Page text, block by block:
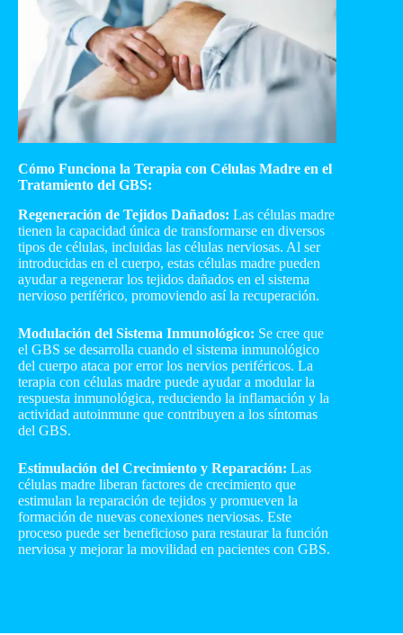
Cómo Funciona la Terapia con Células Madre en el
Tratamiento del GBS:
Regeneración de Tejidos Dañados: Las células madre
tienen la capacidad única de transformarse en diversos
tipos de células, incluidas las células nerviosas. Al ser
introducidas en el cuerpo, estas células madre pueden
ayudar a regenerar los tejidos dañados en el sistema
nervioso periférico, promoviendo así la recuperación.
Modulación del Sistema Inmunológico: Se cree que
el GBS se desarrolla cuando el sistema inmunológico
del cuerpo ataca por error los nervios periféricos. La
terapia con células madre puede ayudar a modular la
respuesta inmunológica, reduciendo la inflamación y la
actividad autoinmune que contribuyen a los síntomas
del GBS.
Estimulación del Crecimiento y Reparación: Las
células madre liberan factores de crecimiento que
estimulan la reparación de tejidos y promueven la
formación de nuevas conexiones nerviosas. Este
proceso puede ser beneficioso para restaurar la función
nerviosa y mejorar la movilidad en pacientes con GBS.